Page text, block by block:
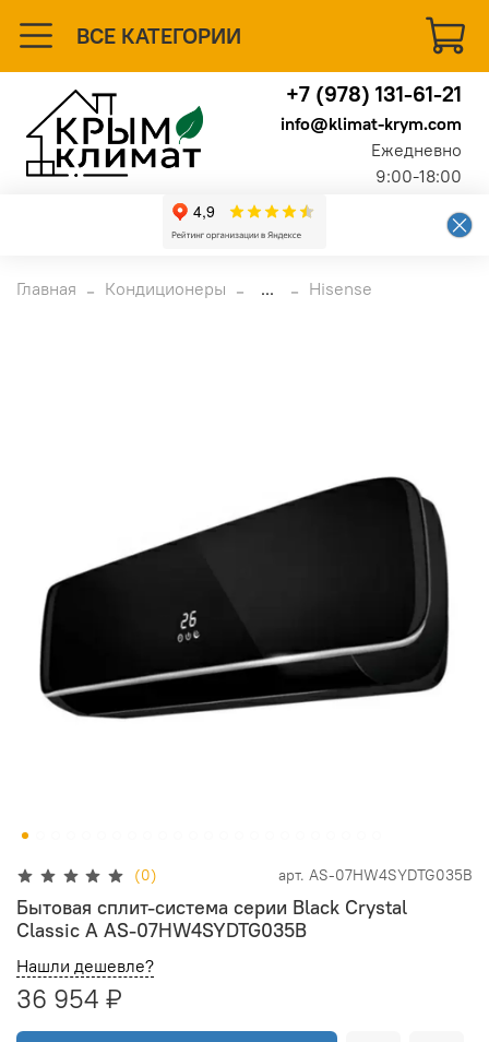
ВСЕ КАТЕГОРИИ
+7 (978) 131-61-21
info@klimat-krym.com
Ежедневно
9:00-18:00
Главная Кондиционеры ... Hisense
(0) арт. AS-07HW4SYDTG035В
Бытовая сплит-система серии Black Crystal
Classic A AS-07HW4SYDTG035В
Нашли дешевле?
36 954 ₽